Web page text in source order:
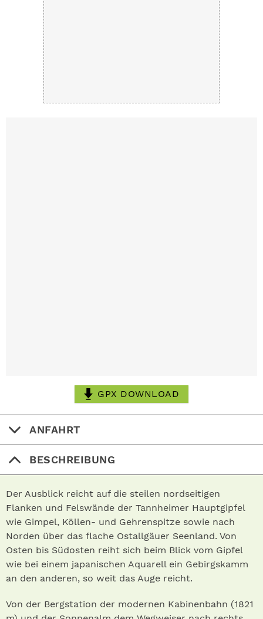
GPX DOWNLOAD
ANFAHRT
BESCHREIBUNG
Der Ausblick reicht auf die steilen nordseitigen
Flanken und Felswände der Tannheimer Hauptgipfel
wie Gimpel, Köllen- und Gehrenspitze sowie nach
Norden über das flache Ostallgäuer Seenland. Von
Osten bis Südosten reiht sich beim Blick vom Gipfel
wie bei einem japanischen Aquarell ein Gebirgskamm
an den anderen, so weit das Auge reicht.
Von der Bergstation der modernen Kabinenbahn (1821